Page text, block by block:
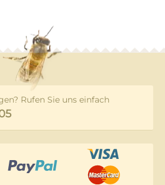
Rufen Sie uns einfach